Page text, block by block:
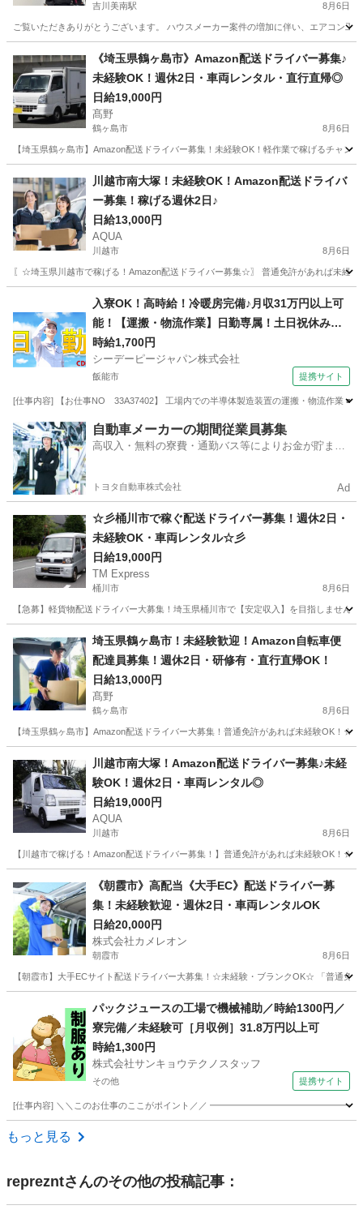
吉川美南駅 8月6日
ご覧いただきありがとうございます。 ハウスメーカー案件の増加に伴い、エアコン
吉川美南駅 その他 業務委託
《埼玉県鶴ヶ島市》Amazon配送ドライバー募集♪
未経験OK！週休2日・車両レンタル・直行直帰◎
日給19,000円
髙野
鶴ヶ島市 8月6日
【埼玉県鶴ヶ島市】Amazon配送ドライバー募集！未経験OK！軽作業で稼げるチャ
ドライバー Amazon
川越市南大塚！未経験OK！Amazon配送ドライバ
ー募集！稼げる週休2日♪
日給13,000円
AQUA
川越市 8月6日
〖☆埼玉県川越市で稼げる！Amazon配送ドライバー募集☆〗 普通免許があれば未経
ドライバー Amazon
入寮OK！高時給！冷暖房完備♪月収31万円以上可
能！【運搬・物流作業】日勤専属！土日祝休み！
自動車通勤OK！無料送迎バスあり！
時給1,700円
シーデーピージャパン株式会社
飯能市 提携サイト
[仕事内容] 【お仕事NO 33A37402】 工場内での半導体製造装置の運搬・物流作業 ■
埼玉 飯能市 その他
自動車メーカーの期間従業員募集
高収入・無料の寮費・通勤バス等によりお金が貯まり
トヨタ自動車株式会社 Ad
☆彡桶川市で稼ぐ配送ドライバー募集！週休2日・
未経験OK・車両レンタル☆彡
日給19,000円
TM Express
桶川市 8月6日
【急募】軽貨物配送ドライバー大募集！埼玉県桶川市で【安定収入】を目指しませ
ドライバー 社用車
埼玉県鶴ヶ島市！未経験歓迎！Amazon自転車便
配達員募集！週休2日・研修有・直行直帰OK！
日給13,000円
髙野
鶴ヶ島市 8月6日
【埼玉県鶴ヶ島市】Amazon配送ドライバー大募集！普通免許があれば未経験OK！
ドライバー
川越市南大塚！Amazon配送ドライバー募集♪未経
験OK！週休2日・車両レンタル◎
日給19,000円
AQUA
川越市 8月6日
【川越市で稼げる！Amazon配送ドライバー募集！】普通免許があれば未経験OK！
ドライバー Amazon
《朝霞市》高配当《大手EC》配送ドライバー募
集！未経験歓迎・週休2日・車両レンタルOK
日給20,000円
株式会社カメレオン
朝霞市 8月6日
【朝霞市】大手ECサイト配送ドライバー大募集！☆未経験・ブランクOK☆ 「普通免
ドライバー 積み込み
パックジュースの工場で機械補助／時給1300円／
寮完備／未経験可［月収例］31.8万円以上可
時給1,300円
株式会社サンキョウテクノスタッフ
その他 提携サイト
[仕事内容] ＼＼このお仕事のここがポイント／／ ━━━━━━━━━━━━━━━━━ ◎
埼玉 その他
もっと見る
reprezntさんのその他の投稿記事：